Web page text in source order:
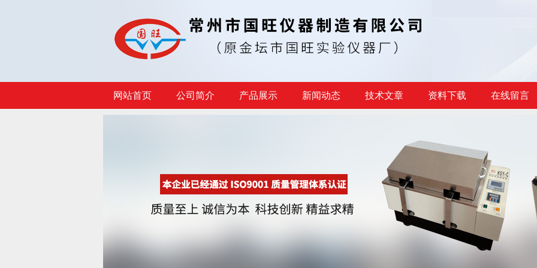
网站首页 公司简介 产品展示 新闻动态 技术文章 资料下载 在线留言